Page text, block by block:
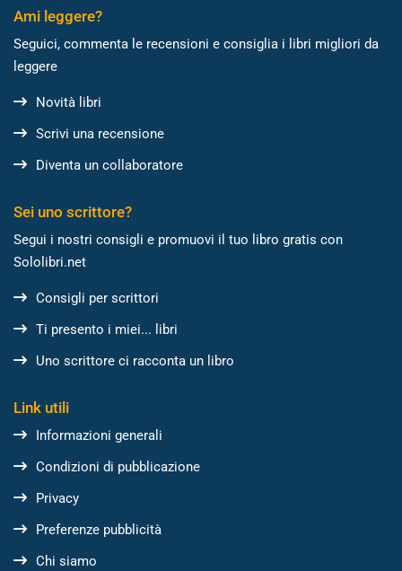
Ami leggere?
Seguici, commenta le recensioni e consiglia i libri migliori da
leggere
Novità libri
Scrivi una recensione
Diventa un collaboratore
Sei uno scrittore?
Segui i nostri consigli e promuovi il tuo libro gratis con
Sololibri.net
Consigli per scrittori
Ti presento i miei... libri
Uno scrittore ci racconta un libro
Link utili
Informazioni generali
Condizioni di pubblicazione
Privacy
Preferenze pubblicità
Chi siamo